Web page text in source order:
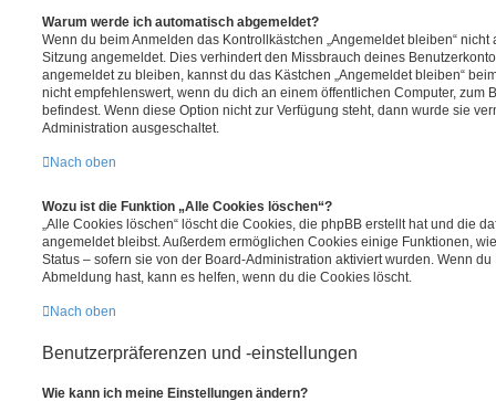
Warum werde ich automatisch abgemeldet?
Wenn du beim Anmelden das Kontrollkästchen „Angemeldet bleiben“
Sitzung angemeldet. Dies verhindert den Missbrauch deines
angemeldet zu bleiben, kannst du das Kästchen „Angemeldet bleiben“
nicht empfehlenswert, wenn du dich an einem öffentlichen Computer, zum
befindest. Wenn diese Option nicht zur Verfügung steht, dann wurde sie
Administration ausgeschaltet.
Nach oben
Wozu ist die Funktion „Alle Cookies löschen“?
„Alle Cookies löschen“ löscht die Cookies, die phpBB erstellt hat und die
angemeldet bleibst. Außerdem ermöglichen Cookies einige Funktionen,
Status – sofern sie von der Board-Administration aktiviert wurden. Wenn
Abmeldung hast, kann es helfen, wenn du die Cookies löscht.
Nach oben
Benutzerpräferenzen und -einstellungen
Wie kann ich meine Einstellungen ändern?